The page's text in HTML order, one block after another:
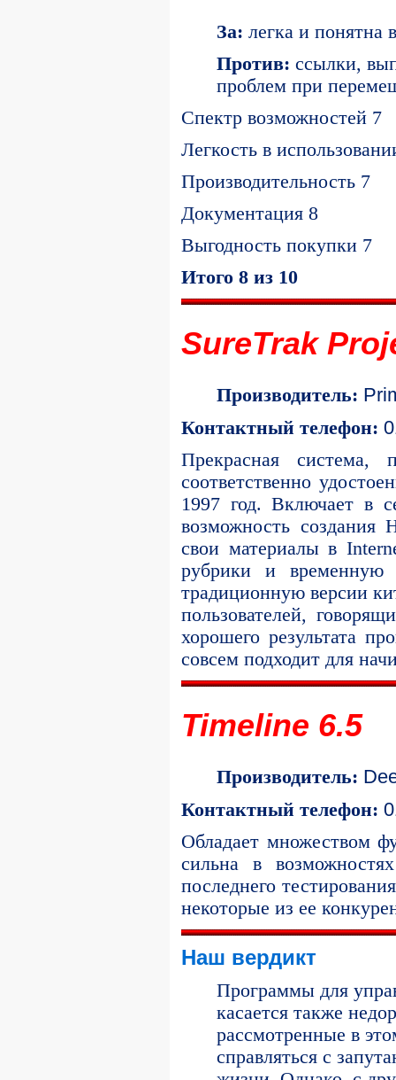
За: легка и понятна
Против: ссылки,
проблем при
Спектр возможностей 7
Легкость в
Производительность 7
Документация 8
Выгодность покупки 7
Итого 8 из 10
SureTrak
Производитель:
Контактный телефон:
Прекрасная
соответственно
1997 год. Включает в
возможность создания
свои материалы в
рубрики и
традиционную версии
пользователей,
хорошего результата
совсем подходит для
Timeline 6.5
Производитель:
Контактный телефон:
Обладает множеством
сильна в
последнего
некоторые из ее
Наш вердикт
Программы для
касается также
рассмотренные в
справляться с